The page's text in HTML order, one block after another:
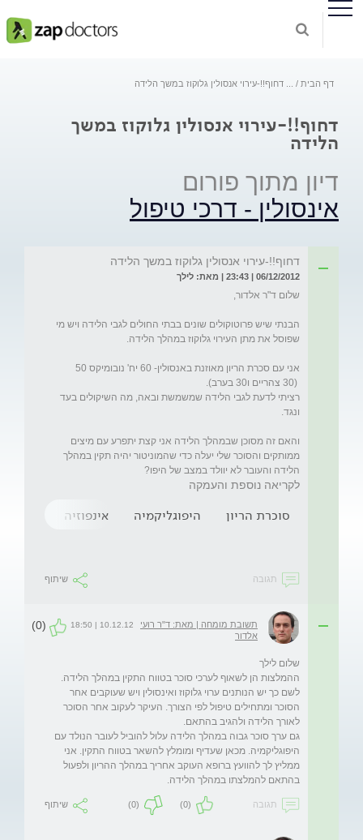
דף הבית דחוף!!-עירוי אנסולין גלוקוז במשך הלידה
דחוף!!-עירוי אנסולין גלוקוז במשך
הלידה
דיון מתוך פורום
אינסולין - דרכי טיפול
דחוף!!-עירוי אנסולין גלוקוז במשך הלידה
06/12/2012 | 23:43 | מאת: לילך
הבנתי שיש פרוטוקולים שונים בבתי החולים לגבי הלידה ויש מי
רציתי לדעת לגבי הלידה שמשמשת ובאה, מה השיקולים בעד
והאם זה מסוכן שבמהלך הלידה אני קצת יתפרע עם מיצים
ממותקים והסוכר שלי יעלה כדי שהמוניטור יהיה תקין במהלך
הלידה והעובר לא יוולד במצב של היפו?
לקריאה נוספת והעמקה
סוכרת הריון היפוגליקמיה אינפוזיה
תגובה שיתוף
תשובת מומחה | מאת: ד"ר רועי
אלדור
10.12.12 | 18:50
(0)
ההמלצות הן לשאוף לערכי סוכר בטווח התקין במהלך הלידה.
לשם כך יש הנותנים ערוי גלוקוז ואינסולין ויש שעוקבים אחר
הסוכר ומתחילים טיפול לפי הצורך. העיקר לעקוב אחר הסוכר
גם ערך סוכר גבוה במהלך הלידה עלול להוביל לעובר הנולד עם
היפוגליקמיה. מכאן שעדיף ומומלץ להשאר בטווח התקין. אני
ממליץ לך להוועץ ברופא העוקב אחריך במהלך ההריון ולפעול
בהתאם להמלצתו במהלך הלידה.
תגובה (0)
(0) שיתוף